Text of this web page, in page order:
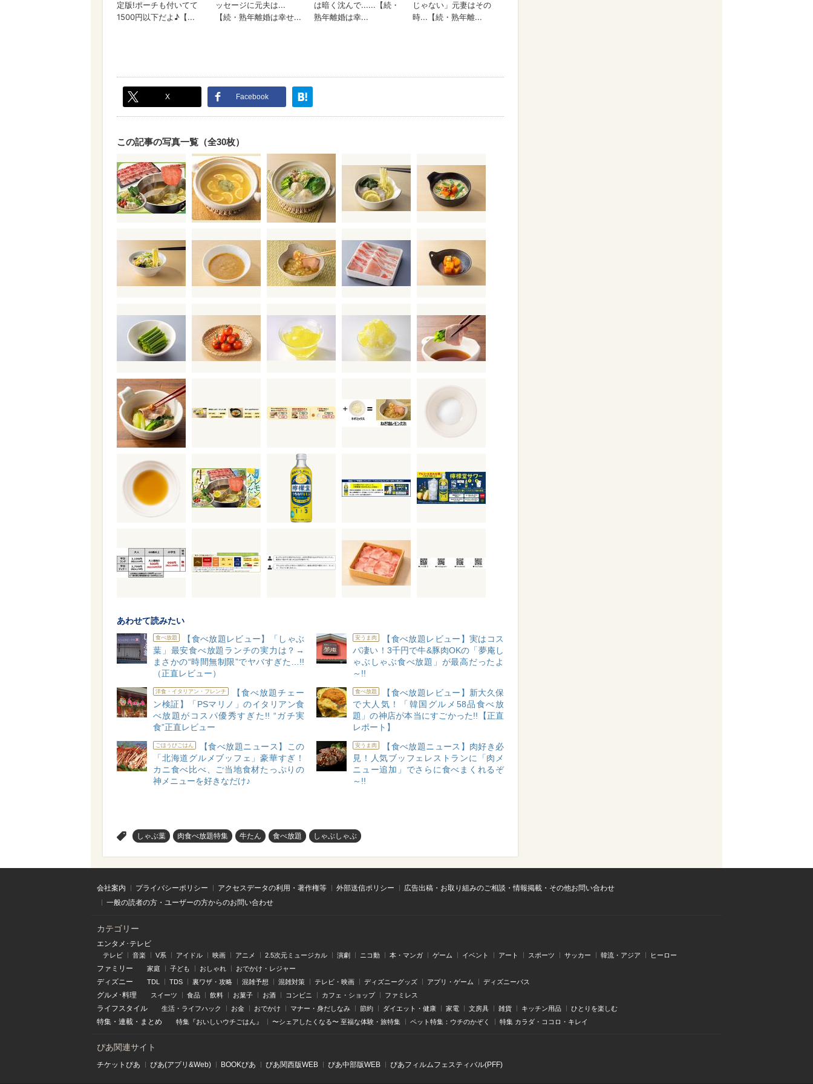
X Facebook
この記事の写真一覧（全30枚）
あわせて読みたい
食べ放題
【食べ放題レビュー】「​​しゃぶ
葉」最安食べ放題ランチの実力は？→
まさかの“時間無制限”でヤバすぎた…!!
（正直レビュー）
安うま肉
【食べ放題レビュー】実はコス
パ凄い！3千円で牛&豚肉OKの「夢庵し
ゃぶしゃぶ食べ放題」が最高だったよ
～!!
洋食・イタリアン・フレンチ
【食べ放題チェー
ン検証】「PSマリノ」のイタリアン食
べ放題がコスパ優秀すぎた!! “ガチ実
食”正直レビュー
食べ放題
【食べ放題レビュー】新大久保
で大人気！「韓国グルメ58品食べ放
題」の神店が本当にすごかった!!【正直
レポート】
ごほうびごはん
【食べ放題ニュース】この
「北海道グルメブッフェ」豪華すぎ！
カニ食べ比べ、ご当地食材たっぷりの
神メニューを好きなだけ♪
安うま肉
【食べ放題ニュース】肉好き必
見！人気ブッフェレストランに「肉メ
ニュー追加」でさらに食べまくれるぞ
～!!
しゃぶ葉 肉食べ放題特集 牛たん 食べ放題 しゃぶしゃぶ
会社案内 プライバシーポリシー アクセスデータの利用・著作権等 外部送信ポリシー
広告出稿・お取り組みのご相談・情報掲載・その他お問い合わせ
一般の読者の方・ユーザーの方からのお問い合わせ
カテゴリー
エンタメ･テレビ
テレビ 音楽 V系 アイドル 映画 アニメ 2.5次元ミュージカル 演劇 ニコ動 本・マンガ ゲーム イベント アート スポーツ サッカー 韓流・アジア ヒーロー
ファミリー 家庭 子ども おしゃれ おでかけ・レジャー
ディズニー TDL TDS 裏ワザ・攻略 混雑予想 混雑対策 テレビ・映画 ディズニーグッズ アプリ・ゲーム ディズニーパス
グルメ･料理 スイーツ 食品 飲料 お菓子 お酒 コンビニ カフェ・ショップ ファミレス
ライフスタイル 生活・ライフハック お金 おでかけ マナー・身だしなみ 節約 ダイエット・健康 家電 文房具 雑貨 キッチン用品 ひとりを楽しむ
特集 ・ 連載 ・ まとめ 特集『おいしいウチごはん』 〜シェアしたくなる〜 至福な体験・旅特集 ペット特集：ウチのかぞく 特集 カラダ・ココロ・キレイ
ぴあ関連サイト
チケットぴあ ぴあ(アプリ&Web) BOOKぴあ ぴあ関⻄版WEB ぴあ中部版WEB ぴあフィルムフェスティバル(PFF)